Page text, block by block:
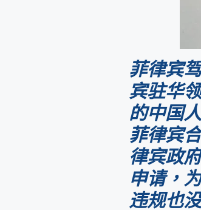
菲律宾
宾驻华
的中国
菲律宾
律宾政
申请，
违规也